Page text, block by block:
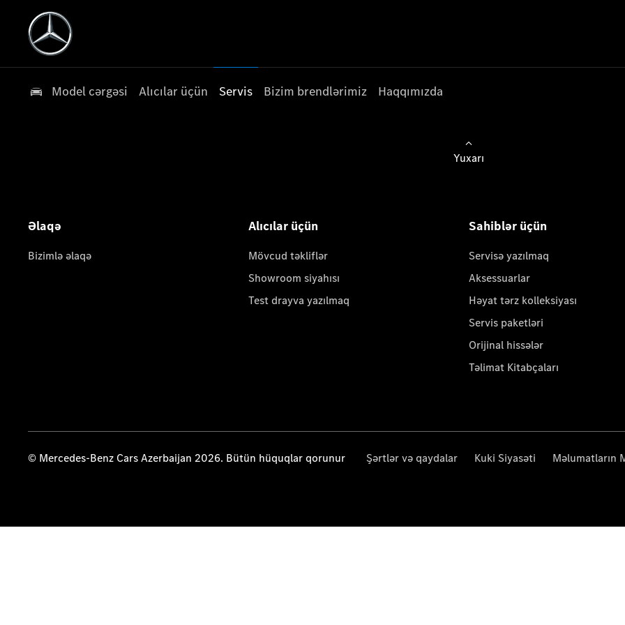
Model cərgəsi Alıcılar üçün Servis Bizim brendlərimiz Haqqımızda
Yuxarı
Əlaqə
Bizimlə əlaqə
Alıcılar üçün
Mövcud təkliflər
Showroom siyahısı
Test drayva yazılmaq
Sahiblər üçün
Servisə yazılmaq
Aksessuarlar
Həyat tərz kolleksiyası
Servis paketləri
Orijinal hissələr
Təlimat Kitabçaları
© Mercedes-Benz Cars Azerbaijan 2026. Bütün hüquqlar qorunur Şərtlər və qaydalar Kuki Siyasəti Məlumatların